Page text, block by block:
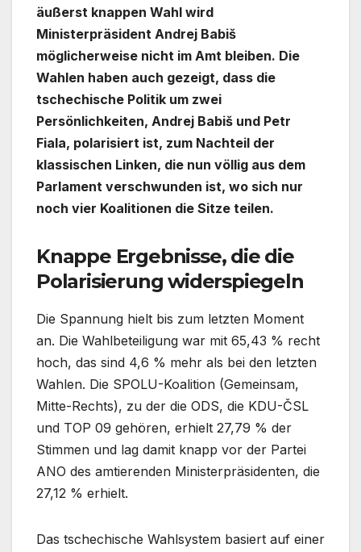
äußerst knappen Wahl wird
Ministerpräsident Andrej Babiš
möglicherweise nicht im Amt bleiben. Die
Wahlen haben auch gezeigt, dass die
tschechische Politik um zwei
Persönlichkeiten, Andrej Babiš und Petr
Fiala, polarisiert ist, zum Nachteil der
klassischen Linken, die nun völlig aus dem
Parlament verschwunden ist, wo sich nur
noch vier Koalitionen die Sitze teilen.
Knappe Ergebnisse, die die
Polarisierung widerspiegeln
Die Spannung hielt bis zum letzten Moment
an. Die Wahlbeteiligung war mit 65,43 % recht
hoch, das sind 4,6 % mehr als bei den letzten
Wahlen. Die SPOLU-Koalition (Gemeinsam,
Mitte-Rechts), zu der die ODS, die KDU-ČSL
und TOP 09 gehören, erhielt 27,79 % der
Stimmen und lag damit knapp vor der Partei
ANO des amtierenden Ministerpräsidenten, die
27,12 % erhielt.
Das tschechische Wahlsystem basiert auf einer